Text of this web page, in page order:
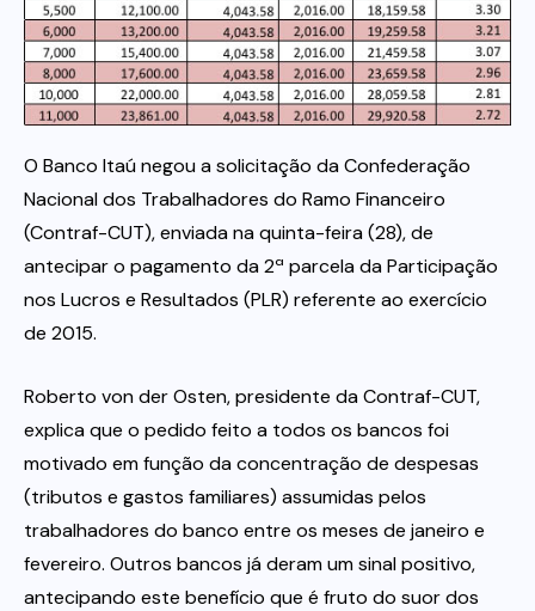
Itau
Financeiras e Cooperativas
O Banco Itaú negou a solicitação da Confederação
Nacional dos Trabalhadores do Ramo Financeiro
(Contraf-CUT), enviada na quinta-feira (28), de
antecipar o pagamento da 2ª parcela da Participação
nos Lucros e Resultados (PLR) referente ao exercício
de 2015.
Roberto von der Osten, presidente da Contraf-CUT,
explica que o pedido feito a todos os bancos foi
motivado em função da concentração de despesas
(tributos e gastos familiares) assumidas pelos
trabalhadores do banco entre os meses de janeiro e
fevereiro. Outros bancos já deram um sinal positivo,
antecipando este benefício que é fruto do suor dos